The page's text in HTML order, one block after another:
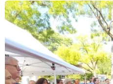
Sở hữu trí tuệ
RSS
Ngôn ngữ
Dịch vụ tin